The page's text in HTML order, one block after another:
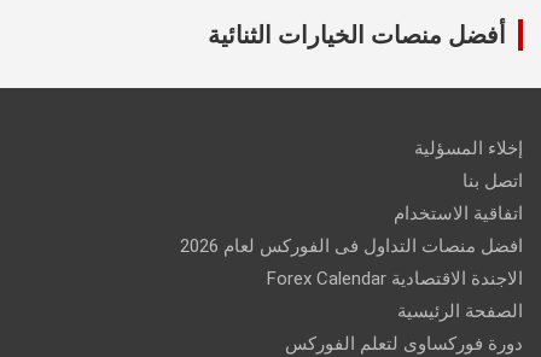
أفضل منصات الخيارات الثنائية
إخلاء المسؤلية
اتصل بنا
اتفاقية الاستخدام
افضل منصات التداول فى الفوركس لعام 2026
الاجندة الاقتصادية Forex Calendar
الصفحة الرئيسية
دورة فوركساوى لتعلم الفوركس